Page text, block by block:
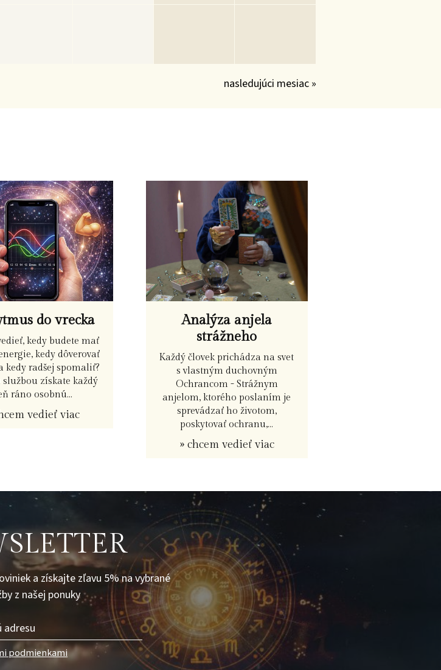
nasledujúci mesiac »
do vrecka
kedy budete mať
kedy dôverovať
kedy radšej spomaliť?
službou získate každý
ráno osobnú...
vedieť viac
Analýza anjela
strážneho
Každý človek prichádza na svet
s vlastným duchovným
Ochrancom - Strážnym
anjelom, ktorého poslaním je
sprevádzať ho životom,
poskytovať ochranu,...
» chcem vedieť viac
a získajte zľavu 5% na vybrané
z našej ponuky
podmienkami